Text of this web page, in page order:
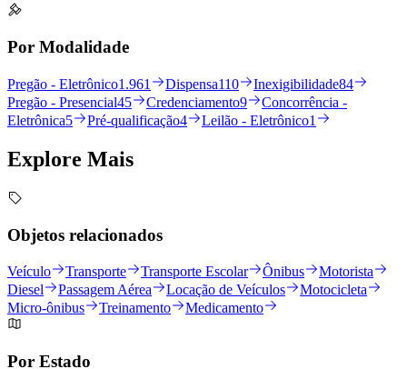
Por Modalidade
Pregão - Eletrônico1.961 Dispensa110 Inexigibilidade84
Pregão - Presencial45 Credenciamento9
Concorrência -
Eletrônica5 Pré-qualificação4 Leilão - Eletrônico1
Explore Mais
Objetos relacionados
Veículo Transporte Transporte Escolar Ônibus
Motorista
Diesel
Passagem Aérea Locação de Veículos
Motocicleta
Micro-ônibus
Treinamento Medicamento
Por Estado